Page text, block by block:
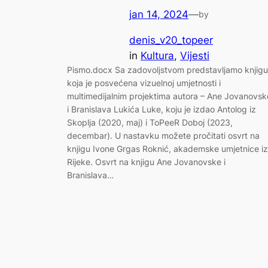
jan 14, 2024—by
denis_v20_topeer
in Kultura, Vijesti
Pismo.docx Sa zadovoljstvom predstavljamo knjigu
koja je posvećena vizuelnoj umjetnosti i
multimedijalnim projektima autora – Ane
i Branislava Lukića Luke, koju je izdao Antolog iz
Skoplja (2020, maj) i ToPeeR Doboj (2023,
decembar). U nastavku možete pročitati osvrt na
knjigu Ivone Grgas Roknić, akademske umjetnice iz
Rijeke. Osvrt na knjigu Ane Jovanovske i
Branislava…